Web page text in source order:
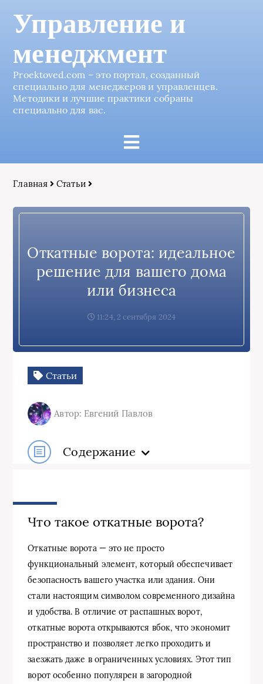
Управление и
менеджмент
Proektoved.com – это портал, созданный
специально для менеджеров и управленцев.
Методики и лучшие практики собраны
специально для вас.
Главная Статьи
Откатные ворота: идеальное
решение для вашего дома
или бизнеса
11:24, 2 сентября 2024
Статьи
Автор: Евгений Павлов
Содержание
Что такое откатные ворота?
Откатные ворота — это не просто
функциональный элемент, который обеспечивает
безопасность вашего участка или здания. Они
стали настоящим символом современного дизайна
и удобства. В отличие от распашных ворот,
откатные воротa открываются вбок, что экономит
пространство и позволяет легко проходить и
заезжать даже в ограниченных условиях. Этот тип
ворот особенно популярен в загородной